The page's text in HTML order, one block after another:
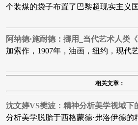
个装煤的袋子布置了巴黎超现实主义
阿纳德·施耐德：挪用_当代艺术人类
加索作，1907年，油画，纽约，现代
相关文章：
沈文婷VS樊波：精神分析美学视域下
分析美学脱胎于西格蒙德·弗洛伊德的